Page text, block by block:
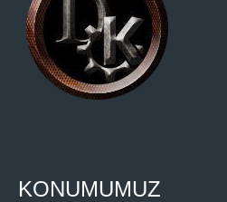
KONUMUMUZ